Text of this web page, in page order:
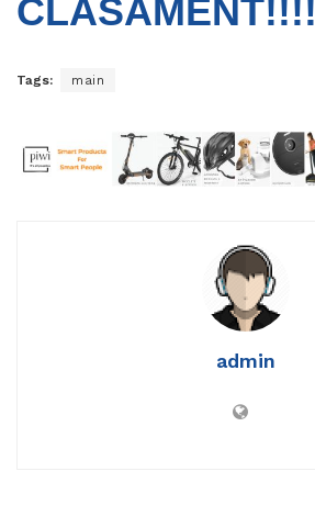
CLASAMENT!!!!
Tags: main
admin